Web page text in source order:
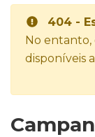
404 -
No entanto,
disponíveis